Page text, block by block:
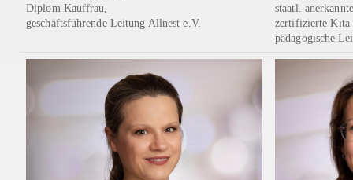
Diplom Kauffrau,
geschäftsführende Leitung Allnest e.V.
staatl.
zertifizierte
pädagogische